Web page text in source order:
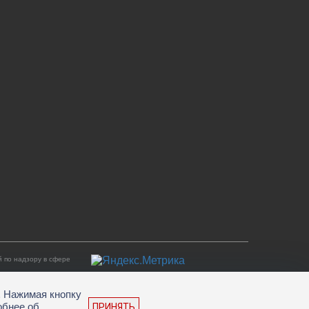
надзору в сфере
Нажимая кнопку
об